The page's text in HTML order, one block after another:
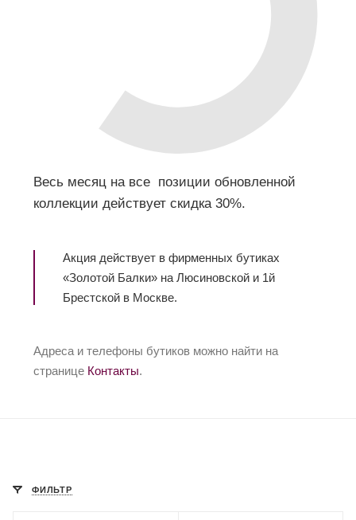
Весь месяц на все позиции обновленной
коллекции действует скидка 30%.
Акция действует в фирменных бутиках
«Золотой Балки» на Люсиновской и 1й
Брестской в Москве.
Адреса и телефоны бутиков можно найти на
странице Контакты.
ФИЛЬТР